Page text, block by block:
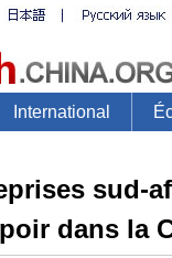
sud-
dans la